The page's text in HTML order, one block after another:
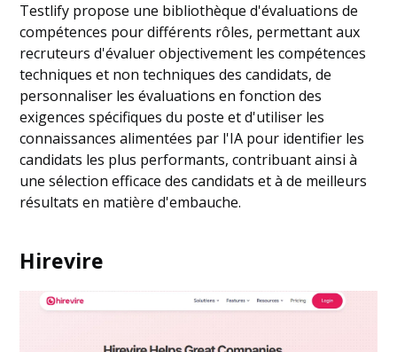
Testlify propose une bibliothèque d'évaluations de
compétences pour différents rôles, permettant aux
recruteurs d'évaluer objectivement les compétences
techniques et non techniques des candidats, de
personnaliser les évaluations en fonction des
exigences spécifiques du poste et d'utiliser les
connaissances alimentées par l'IA pour identifier les
candidats les plus performants, contribuant ainsi à
une sélection efficace des candidats et à de meilleurs
résultats en matière d'embauche.
Hirevire